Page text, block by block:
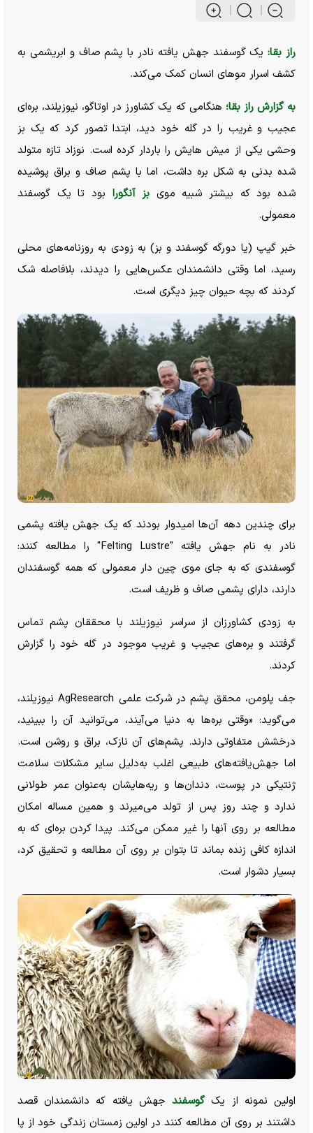
راز بقا: یک گوسفند جهش یافته نادر با پشم صاف و ابریشمی به
کشف اسرار مو‌های انسان کمک می‌کند.
به گزارش راز بقا؛ هنگامی که یک کشاورز در اوتاگو، نیوزیلند، بره‌ای
عجیب و غریب را در گله خود دید، ابتدا تصور کرد که یک بز
وحشی یکی از میش هایش را باردار کرده است. نوزاد تازه متولد
شده بدنی به شکل بره داشت، اما با پشم صاف و براق پوشیده
شده بود که بیشتر شبیه موی بز آنگورا بود تا یک گوسفند
معمولی.
خبر گیپ (یا دورگه گوسفند و بز) به زودی به روزنامه‌های محلی
رسید، اما وقتی دانشمندان عکس‌هایی را دیدند، بلافاصله شک
کردند که بچه حیوان چیز دیگری است.
برای چندین دهه آن‌ها امیدوار بودند که یک جهش یافته پشمی
نادر به نام جهش یافته "Felting Lustre" را مطالعه کنند:
گوسفندی که به جای موی چین دار معمولی که همه گوسفندان
دارند، دارای پشمی صاف و ظریف است.
به زودی کشاورزان از سراسر نیوزیلند با محققان پشم تماس
گرفتند و بره‌های عجیب و غریب موجود در گله خود را گزارش
کردند.
جف پلومن، محقق پشم در شرکت علمی AgResearch نیوزیلند،
می‌گوید: «وقتی بره‌ها به دنیا می‌آیند، می‌توانید آن را ببینید،
درخشش متفاوتی دارند. پشم‌های آن نازک، براق و روشن است.
اما جهش‌یافته‌های طبیعی اغلب به‌دلیل سایر مشکلات سلامت
ژنتیکی در پوست، دندان‌ها و ریه‌هایشان به‌عنوان عمر طولانی
ندارد و چند روز پس از تولد می‌میرند و همین مساله امکان
مطالعه بر روی آنها را غیر ممکن می‌کند. پیدا کردن بره‌ای که به
اندازه کافی زنده بماند تا بتوان بر روی آن مطالعه و تحقیق کرد،
بسیار دشوار است.
اولین نمونه از یکگوسفندجهش یافته که دانشمندان قصد
داشتند بر روی آن مطالعه کنند در اولین زمستان زندگی خود از پا